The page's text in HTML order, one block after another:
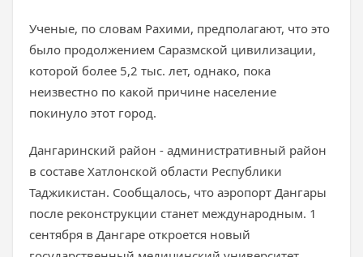
Ученые, по словам Рахими, предполагают, что это
было продолжением Саразмской цивилизации,
которой более 5,2 тыс. лет, однако, пока
неизвестно по какой причине население
покинуло этот город.
Дангаринский район - административный район
в составе Хатлонской области Республики
Таджикистан. Сообщалось, что аэропорт Дангары
после реконструкции станет международным. 1
сентября в Дангаре откроется новый